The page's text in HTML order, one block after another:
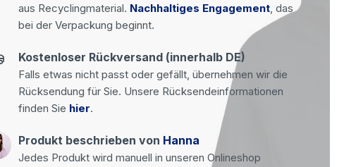
aus Recyclingmaterial. Nachhaltiges Engagement, das
bei der Verpackung beginnt.
Kostenloser Rückversand (innerhalb DE)
Falls etwas nicht passt oder gefällt, übernehmen wir die
Rücksendung für Sie. Unsere Rücksendeinformationen
finden Sie hier.
Produkt beschrieben von Hanna
Jedes Produkt wird manuell in unseren Onlineshop